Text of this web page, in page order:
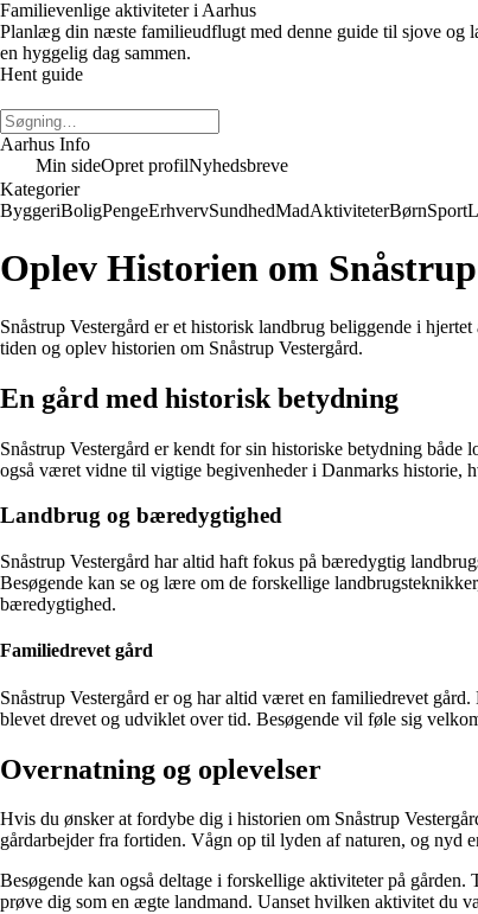
Familievenlige aktiviteter i Aarhus
Planlæg din næste familieudflugt med denne guide til sjove og
en hyggelig dag sammen.
Hent guide
Aarhus Info
Min sideOpret profilNyhedsbreve
Kategorier
ByggeriBoligPengeErhvervSundhedMadAktiviteterBørnSport
Oplev Historien om
Snåstrup Vestergård er et historisk landbrug beliggende i
tiden og oplev historien om Snåstrup Vestergård.
En gård med historisk betydning
Snåstrup Vestergård er kendt for sin historiske betydning
også været vidne til vigtige begivenheder i Danmarks historie,
Landbrug og bæredygtighed
Snåstrup Vestergård har altid haft fokus på bæredygtig
Besøgende kan se og lære om de forskellige
bæredygtighed.
Familiedrevet gård
Snåstrup Vestergård er og har altid været en familiedrevet
blevet drevet og udviklet over tid. Besøgende vil føle sig
Overnatning og oplevelser
Hvis du ønsker at fordybe dig i historien om Snåstrup
gårdarbejder fra fortiden. Vågn op til lyden af naturen, og nyd
Besøgende kan også deltage i forskellige aktiviteter på
prøve dig som en ægte landmand. Uanset hvilken aktivitet du